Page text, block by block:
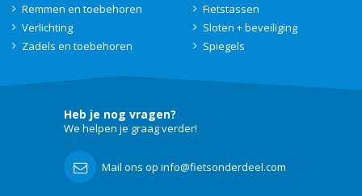
Remmen en toebehoren
Verlichting
Zadels en toebehoren
Fietstassen
Sloten + beveiliging
Spiegels
Heb je nog vragen?
We helpen je graag verder!
Mail ons op info@fietsonderdeel.com